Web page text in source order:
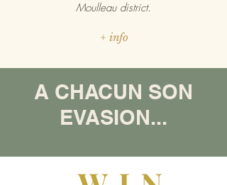
Moulleau district.
+ info
A CHACUN SON
EVASION...